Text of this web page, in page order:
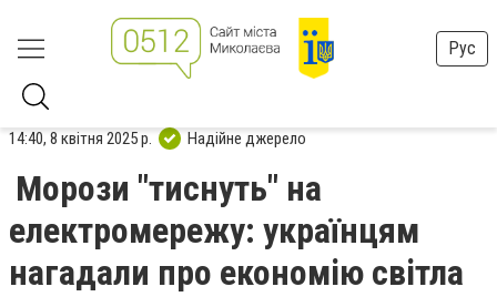
Рус
14:40, 8 квітня 2025 р. Надійне джерело
Морози "тиснуть" на
електромережу: українцям
нагадали про економію світла